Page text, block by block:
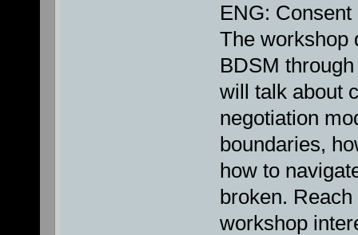
ENG:
The workshop
BDSM
will talk about
negotiation
boundaries,
how to
broken.
workshop